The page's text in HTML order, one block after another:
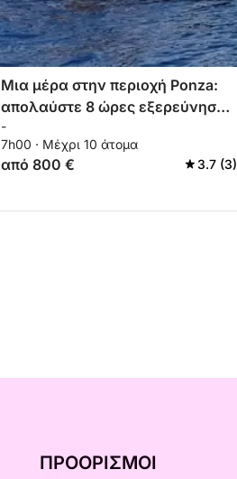
Μια μέρα στην περιοχή Ponza:
απολαύστε 8 ώρες εξερεύνησης
σε ένα μηχανοκίνητο σκάφος.
-
7h00 · Μέχρι 10 άτομα
από 800 € 3.7 (3)
ΠΡΟΟΡΙΣΜΟΊ